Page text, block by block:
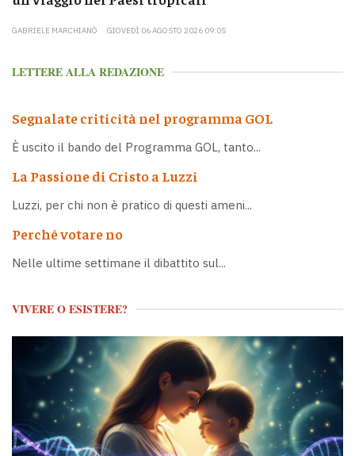
GABRIELE MARCHIANÒ GIOVEDÌ 06 AGOSTO 2026 09:05
LETTERE ALLA REDAZIONE
Segnalate criticità nel programma GOL
È uscito il bando del Programma GOL, tanto...
La Passione di Cristo a Luzzi
Luzzi, per chi non è pratico di questi ameni...
Perché votare no
Nelle ultime settimane il dibattito sul...
VIVERE O ESISTERE?